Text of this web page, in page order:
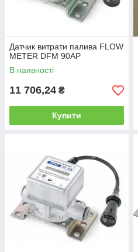
Датчик витрати палива FLOW
METER DFM 90AP
В наявності
11 706,24 ₴
Купити